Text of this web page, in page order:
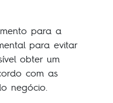
para a
para evitar
obter um
com as
negócio.